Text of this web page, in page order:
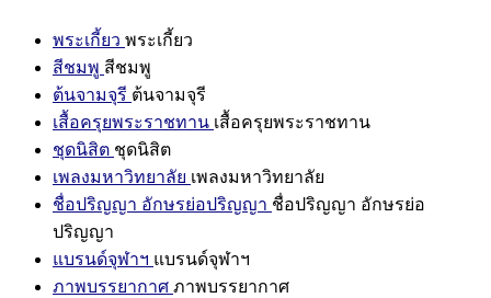
พระเกี้ยว พระเกี้ยว
สีชมพู สีชมพู
ต้นจามจุรี ต้นจามจุรี
เสื้อครุยพระราชทาน เสื้อครุยพระราชทาน
ชุดนิสิต ชุดนิสิต
เพลงมหาวิทยาลัย เพลงมหาวิทยาลัย
ชื่อปริญญา อักษรย่อปริญญา ชื่อปริญญา อักษรย่อ
ปริญญา
แบรนด์จุฬาฯ แบรนด์จุฬาฯ
ภาพบรรยากาศ ภาพบรรยากาศ